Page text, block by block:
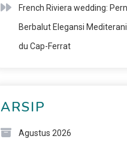
French Riviera wedding:
Berbalut Elegansi
du Cap-Ferrat
ARSIP
Agustus 2026